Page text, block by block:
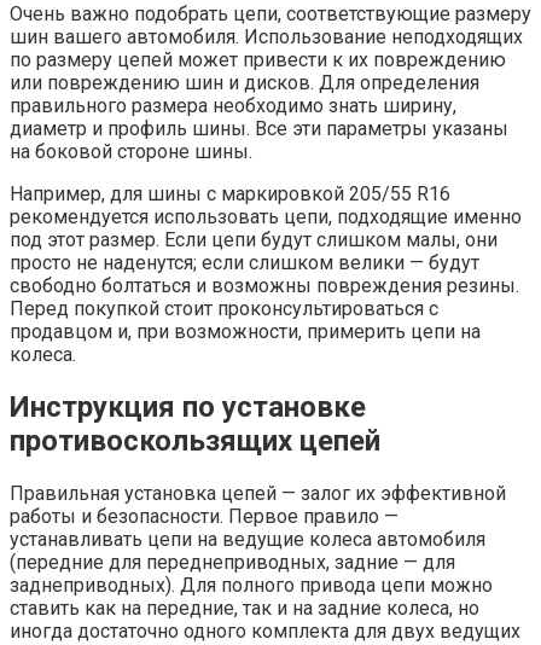
Очень важно подобрать цепи, соответствующие размеру
шин вашего автомобиля. Использование неподходящих
по размеру цепей может привести к их повреждению
или повреждению шин и дисков. Для определения
правильного размера необходимо знать ширину,
диаметр и профиль шины. Все эти параметры указаны
на боковой стороне шины.
Например, для шины с маркировкой 205/55 R16
рекомендуется использовать цепи, подходящие именно
под этот размер. Если цепи будут слишком малы, они
просто не наденутся; если слишком велики — будут
свободно болтаться и возможны повреждения резины.
Перед покупкой стоит проконсультироваться с
продавцом и, при возможности, примерить цепи на
колеса.
Инструкция по установке
противоскользящих цепей
Правильная установка цепей — залог их эффективной
работы и безопасности. Первое правило —
устанавливать цепи на ведущие колеса автомобиля
(передние для переднеприводных, задние — для
заднеприводных). Для полного привода цепи можно
ставить как на передние, так и на задние колеса, но
иногда достаточно одного комплекта для двух ведущих